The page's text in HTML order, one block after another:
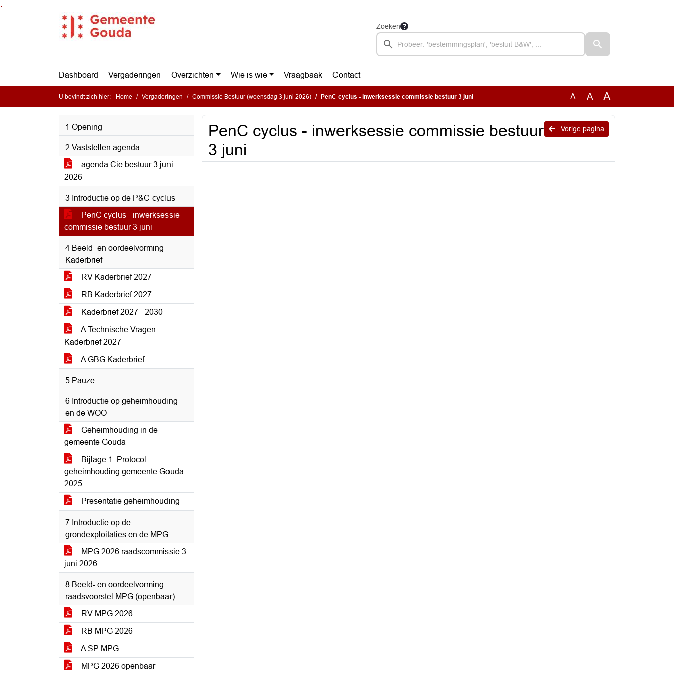
Ga naar de inhoud van deze pagina
Ga naar het zoeken
Ga naar het menu
Zoeken
Dashboard Vergaderingen Overzichten Wie is wie Vraagbaak Contact
U bevindt zich hier: Home Vergaderingen Commissie Bestuur (woensdag 3 juni 2026) PenC cyclus - inwerksessie commissie bestuur 3 juni A A A
1 Opening
2 Vaststellen agenda
agenda Cie bestuur 3 juni
2026
3 Introductie op de P&C-cyclus
PenC cyclus - inwerksessie
commissie bestuur 3 juni
4 Beeld- en oordeelvorming
Kaderbrief
RV Kaderbrief 2027
RB Kaderbrief 2027
Kaderbrief 2027 - 2030
A Technische Vragen
Kaderbrief 2027
A GBG Kaderbrief
5 Pauze
6 Introductie op geheimhouding
en de WOO
Geheimhouding in de
gemeente Gouda
Bijlage 1. Protocol
geheimhouding gemeente Gouda
2025
Presentatie geheimhouding
7 Introductie op de
grondexploitaties en de MPG
MPG 2026 raadscommissie 3
juni 2026
8 Beeld- en oordeelvorming
raadsvoorstel MPG (openbaar)
RV MPG 2026
RB MPG 2026
A SP MPG
MPG 2026 openbaar
Vorige pagina
PenC cyclus - inwerksessie commissie bestuur
3 juni